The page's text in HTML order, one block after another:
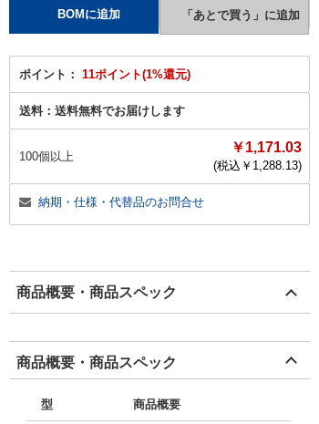
ポイント： 11ポイント(1%還元)
送料： 送料無料でお届けします
100個以上
￥1,171.03
(税込￥ 1,288.13)
納期・仕様・代替品のお問合せ
商品概要・商品スペック
商品概要・商品スペック
型 商品概要